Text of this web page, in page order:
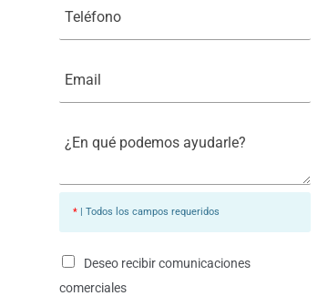
m
e
é
o
m
i
u
o
e
m
o
* | Todos los campos requeridos
Deseo recibir comunicaciones
comerciales